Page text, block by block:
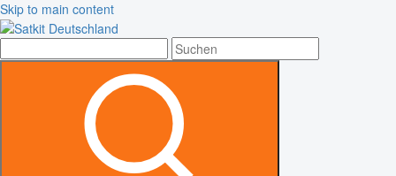
Skip to main content